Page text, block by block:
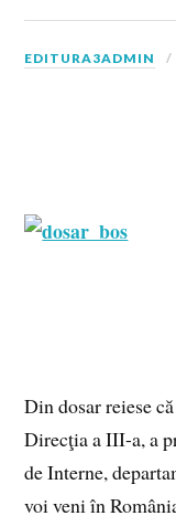
EDITURA3ADMIN
Din dosar reiese
Direcţia a III-a, a
de Interne,
voi veni în